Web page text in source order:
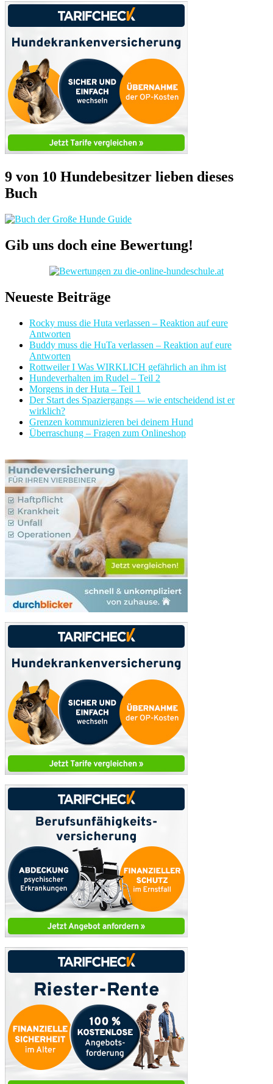
9 von 10 Hundebesitzer lieben dieses
Buch
Gib uns doch eine Bewertung!
Neueste Beiträge
Rocky muss die Huta verlassen – Reaktion auf eure
Antworten
Buddy muss die HuTa verlassen – Reaktion auf eure
Antworten
Rottweiler I Was WIRKLICH gefährlich an ihm ist
Hundeverhalten im Rudel – Teil 2
Morgens in der Huta – Teil 1
Der Start des Spaziergangs — wie entscheidend ist er
wirklich?
Grenzen kommunizieren bei deinem Hund
Überraschung – Fragen zum Onlineshop